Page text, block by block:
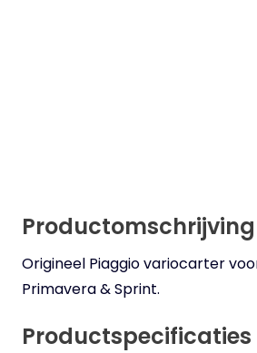
Productomschrijving
Origineel Piaggio variocarter
Primavera & Sprint.
Productspecificaties